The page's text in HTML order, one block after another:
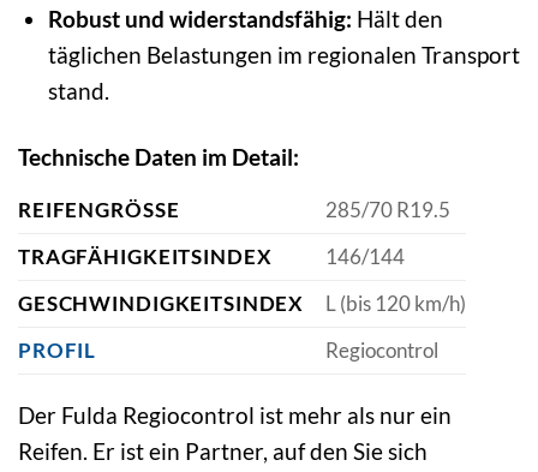
Robust und widerstandsfähig: Hält den
täglichen Belastungen im regionalen Transport
stand.
Technische Daten im Detail:
REIFENGRÖSSE
285/70 R19.5
TRAGFÄHIGKEITSINDEX
146/144
GESCHWINDIGKEITSINDEX
L (bis 120 km/h)
PROFIL
Regiocontrol
Der Fulda Regiocontrol ist mehr als nur ein
Reifen. Er ist ein Partner, auf den Sie sich